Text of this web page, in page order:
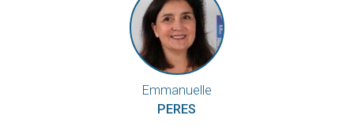
Emmanuelle
PERES